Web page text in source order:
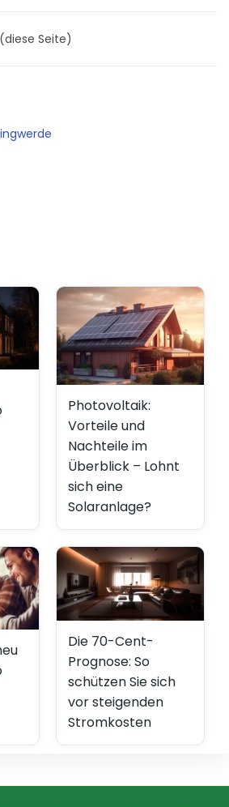
(diese Seite)
Photovoltaik:
Vorteile und
Nachteile im
Überblick – Lohnt
sich eine
Solaranlage?
Die 70-Cent-
Prognose: So
schützen Sie sich
vor steigenden
Stromkosten